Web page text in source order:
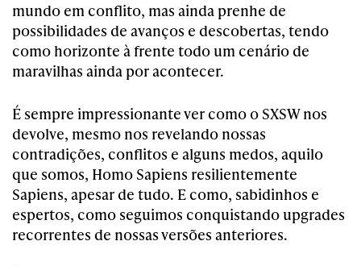
mundo em conflito, mas ainda prenhe de
possibilidades de avanços e descobertas, tendo
como horizonte à frente todo um cenário de
maravilhas ainda por acontecer.
É sempre impressionante ver como o SXSW nos
devolve, mesmo nos revelando nossas
contradições, conflitos e alguns medos, aquilo
que somos, Homo Sapiens resilientemente
Sapiens, apesar de tudo. E como, sabidinhos e
espertos, como seguimos conquistando upgrades
recorrentes de nossas versões anteriores.